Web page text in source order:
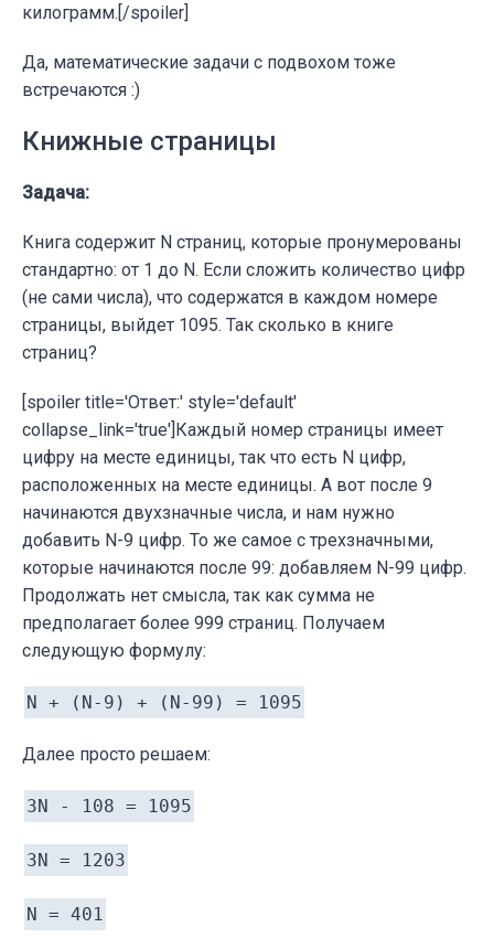
килограмм.[/spoiler]
Да, математические задачи с подвохом тоже
встречаются :)
Книжные страницы
Задача:
Книга содержит N страниц, которые пронумерованы
стандартно: от 1 до N. Если сложить количество цифр
(не сами числа), что содержатся в каждом номере
страницы, выйдет 1095. Так сколько в книге
страниц?
[spoiler title='Ответ:' style='default'
collapse_link='true']Каждый номер страницы имеет
цифру на месте единицы, так что есть N цифр,
расположенных на месте единицы. А вот после 9
начинаются двухзначные числа, и нам нужно
добавить N-9 цифр. То же самое с трехзначными,
которые начинаются после 99: добавляем N-99 цифр.
Продолжать нет смысла, так как сумма не
предполагает более 999 страниц. Получаем
следующую формулу:
N + (N-9) + (N-99) = 1095
Далее просто решаем:
3N - 108 = 1095
3N = 1203
N = 401